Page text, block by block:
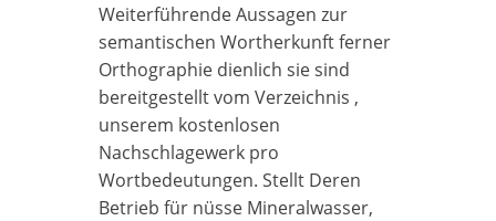
Weiterführende Aussagen zur
semantischen Wortherkunft ferner
Orthographie dienlich sie sind
bereitgestellt vom Verzeichnis ,
unserem kostenlosen
Nachschlagewerk pro
Wortbedeutungen. Stellt Deren
Betrieb für nüsse Mineralwasser,